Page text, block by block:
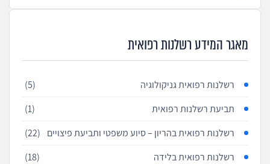
מאגר המידע רשלנות רפואית
רשלנות רפואית גניקולוגיה
(5)
תביעת רשלנות רפואית
(1)
רשלנות רפואית בהריון – סיוע משפטי ותביעת פיצויים
(22)
רשלנות רפואית בלידה
(18)